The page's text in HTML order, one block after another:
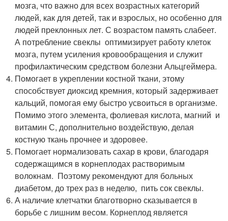
мозга, что важно для всех возрастных категорий
людей, как для детей, так и взрослых, но особенно для
людей преклонных лет. С возрастом память слабеет.
А потребление свеклы оптимизирует работу клеток
мозга, путем усиления кровообращения и служит
профилактическим средством болезни Альцгеймера.
Помогает в укреплении костной ткани, этому
способствует диоксид кремния, который задерживает
кальций, помогая ему быстро усвоиться в организме.
Помимо этого элемента, фолиевая кислота, магний и
витамин С, дополнительно воздействую, делая
костную ткань прочнее и здоровее.
Помогает нормализовать сахар в крови, благодаря
содержащимся в корнеплодах растворимым
волокнам. Поэтому рекомендуют для больных
диабетом, до трех раз в неделю, пить сок свеклы.
А наличие клетчатки благотворно сказывается в
борьбе с лишним весом. Корнеплод является